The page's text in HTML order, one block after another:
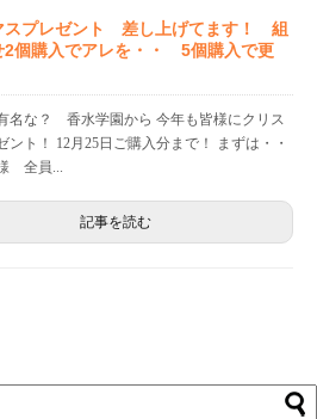
スプレゼント 差し上げてます！ 組
2個購入でアレを・・ 5個購入で更
名な？ 香水学園から 今年も皆様にクリス
ント！ 12月25日ご購入分まで！ まずは・・
全員...
記事を読む